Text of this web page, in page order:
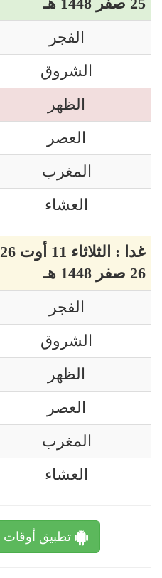
25 صفر 1448 هـ
الفجر
الشروق
الظهر
العصر
المغرب
العشاء
غدا : الثلاثاء 11 أوت 2026 م
26 صفر 1448 هـ
الفجر
الشروق
الظهر
العصر
المغرب
العشاء
تطبيق أوقات